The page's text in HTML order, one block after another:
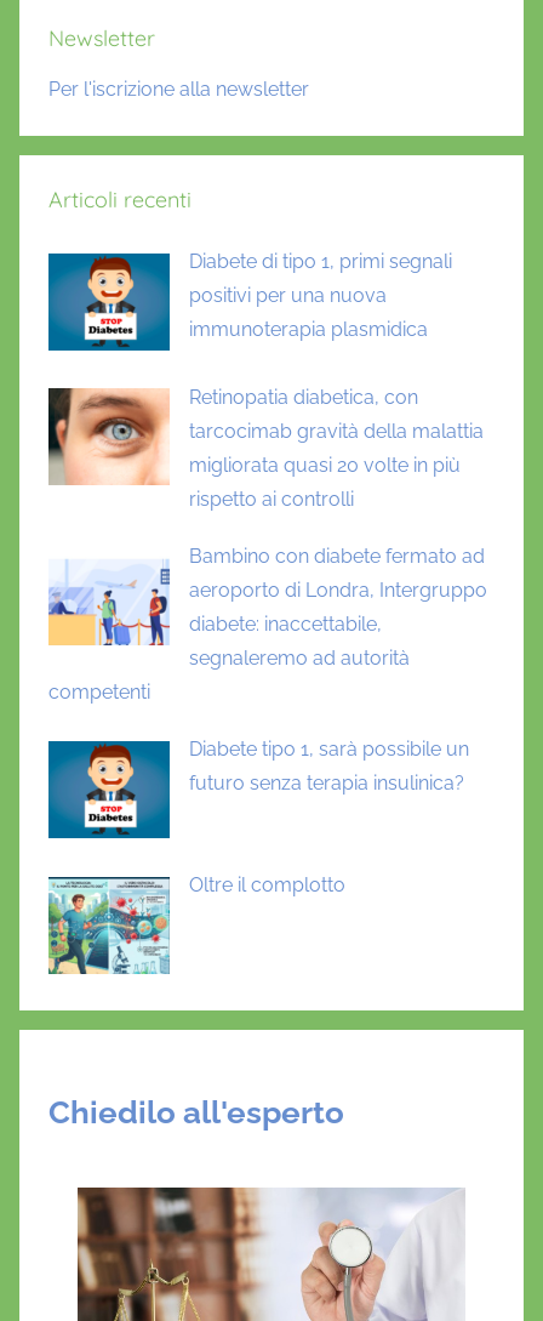
Newsletter
Per l'iscrizione alla newsletter
Articoli recenti
Diabete di tipo 1, primi segnali
positivi per una nuova
immunoterapia plasmidica
Retinopatia diabetica, con
tarcocimab gravità della malattia
migliorata quasi 20 volte in più
rispetto ai controlli
Bambino con diabete fermato ad
aeroporto di Londra, Intergruppo
diabete: inaccettabile,
segnaleremo ad autorità
competenti
Diabete tipo 1, sarà possibile un
futuro senza terapia insulinica?
Oltre il complotto
Chiedilo all'esperto